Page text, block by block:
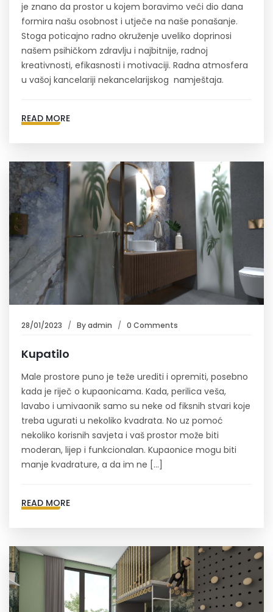
je znano da prostor u kojem boravimo veći dio dana
formira našu osobnost i utječe na naše ponašanje.
Stoga poticajno radno okruženje uveliko doprinosi
našem psihičkom zdravlju i najbitnije, radnoj
kreativnosti, efikasnosti i motivaciji. Radna atmosfera
u vašoj kancelariji nekancelarijskog namještaja.
READ MORE
28/01/2023 Byadmin 0 Comments
Kupatilo
Male prostore puno je teže urediti i opremiti, posebno
kada je riječ o kupaonicama. Kada, perilica veša,
lavabo i umivaonik samo su neke od fiksnih stvari koje
treba ugurati u nekoliko kvadrata. No uz pomoć
nekoliko korisnih savjeta i vaš prostor može biti
moderan, lijep i funkcionalan. Kupaonice mogu biti
manje kvadrature, a da im ne […]
READ MORE